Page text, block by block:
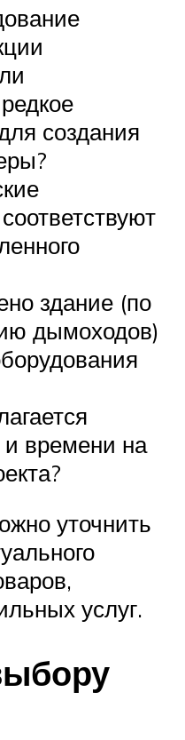
создания
здание (по
дымоходов)
и времени на
уточнить
услуг.